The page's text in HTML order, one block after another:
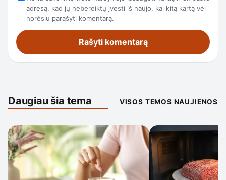
adresą, kad jų nebereiktų įvesti iš naujo, kai kitą kartą vėl
norėsiu parašyti komentarą.
Daugiau šia tema VISOS TEMOS NAUJIENOS